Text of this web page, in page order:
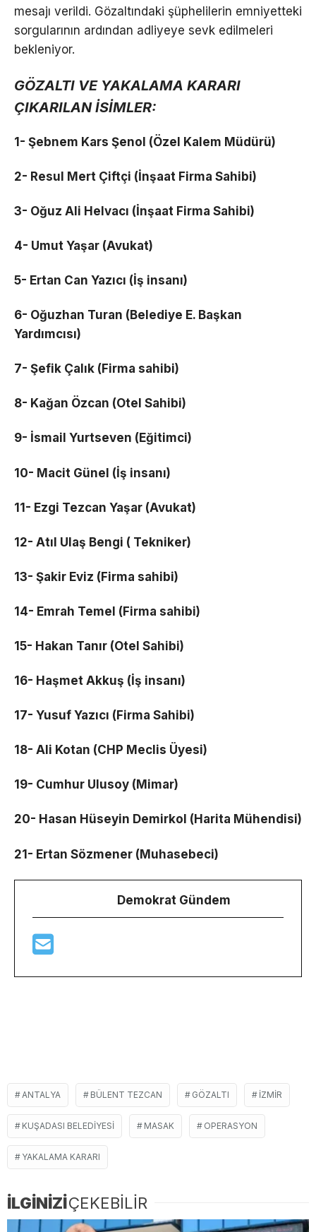
mesajı verildi. Gözaltındaki şüphelilerin emniyetteki
sorgularının ardından adliyeye sevk edilmeleri
bekleniyor.
GÖZALTI VE YAKALAMA KARARI
ÇIKARILAN İSİMLER:
1- Şebnem Kars Şenol (Özel Kalem Müdürü)
2- Resul Mert Çiftçi (İnşaat Firma Sahibi)
3- Oğuz Ali Helvacı (İnşaat Firma Sahibi)
4- Umut Yaşar (Avukat)
5- Ertan Can Yazıcı (İş insanı)
6- Oğuzhan Turan (Belediye E. Başkan
Yardımcısı)
7- Şefik Çalık (Firma sahibi)
8- Kağan Özcan (Otel Sahibi)
9- İsmail Yurtseven (Eğitimci)
10- Macit Günel (İş insanı)
11- Ezgi Tezcan Yaşar (Avukat)
12- Atıl Ulaş Bengi ( Tekniker)
13- Şakir Eviz (Firma sahibi)
14- Emrah Temel (Firma sahibi)
15- Hakan Tanır (Otel Sahibi)
16- Haşmet Akkuş (İş insanı)
17- Yusuf Yazıcı (Firma Sahibi)
18- Ali Kotan (CHP Meclis Üyesi)
19- Cumhur Ulusoy (Mimar)
20- Hasan Hüseyin Demirkol (Harita Mühendisi)
21- Ertan Sözmener (Muhasebeci)
Demokrat Gündem
ANTALYA BÜLENT TEZCAN GÖZALTI IZMIR
KUŞADASI BELEDIYESI MASAK OPERASYON
YAKALAMA KARARI
İLGİNİZİÇEKEBİLİR